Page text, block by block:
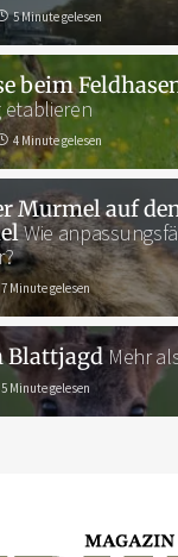
5 Minute gelesen
beim
etablieren
4 Minute gelesen
Murmel auf
Wie
7 Minute gelesen
BlattjagdMehr
5 Minute gelesen